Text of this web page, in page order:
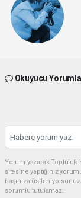
Okuyucu
Yorum yazarak Topluluk
sitesine yaptığınız
başınıza
sorumlu tutulamaz.